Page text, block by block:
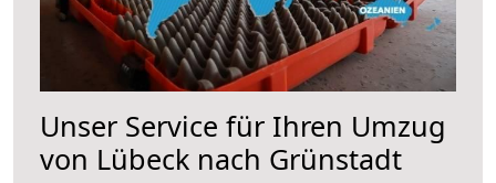
Unser Service für Ihren Umzug
von Lübeck nach Grünstadt